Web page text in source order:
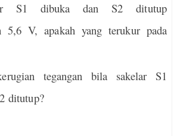
S1 dibuka dan S2 ditutup
5,6 V, apakah yang terukur pada
tegangan bila sakelar S1
ditutup?